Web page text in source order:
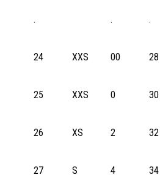
. . .
24 XXS 00 28
25 XXS 0 30
26 XS 2 32
27 S 4 34